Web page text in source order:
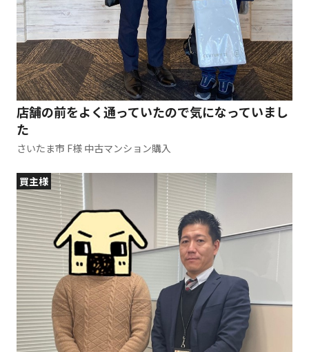
店舗の前をよく通っていたので気になっていまし
た
さいたま市 F様 中古マンション購入
買主様